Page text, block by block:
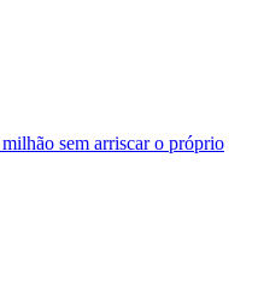
sem arriscar o próprio